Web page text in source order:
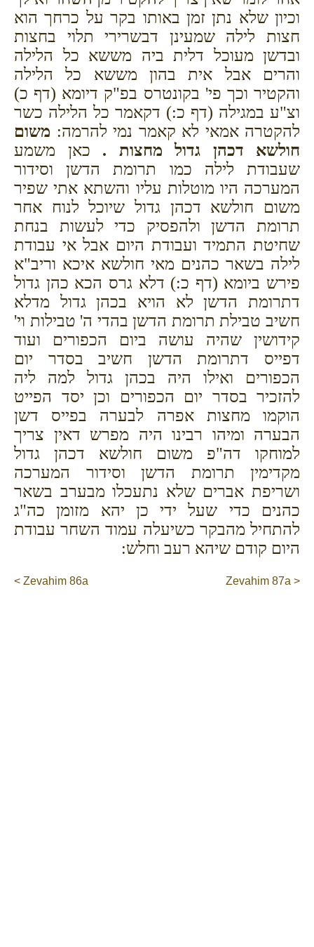
וכיון שלא נתן זמן באותו בקר על כרחך הוא
חצות לילה שמעינן דבשרירי תלוי בחצות
ובדשן מעוכל דלית ביה מששא כל הלילה
והרים אבל אית בהון מששא כל הלילה
והקטיר וכך פי' בקונטרס בפ"ק דיומא (דף כ)
וצ"ע במגילה (דף כ:) דקאמר כל הלילה כשר
להקטרה אמאי לא קאמר נמי להרמה: משום
חולשא דכהן גדול מחצות . כאן משמע
שעבודת לילה כמו תרומת הדשן וסידור
המערכה היו מוטלות עליו והשתא אתי שפיר
משום חולשא דכהן גדול שיוכל לנוח אחר
תרומת הדשן ולהפסיק כדי לעשות בנחת
שחיטת התמיד ועבודת היום אבל אי עבודת
לילה בשאר כהנים מאי חולשא איכא וריב"א
פירש ביומא (דף כ:) דלא גרס הכא כהן גדול
דתרומת הדשן לא הויא בכהן גדול מדלא
חשיב טבילת תרומת הדשן בהדי ה' טבילות וי'
קידושין שהיה עושה ביום הכפורים ועוד
דפייס דתרומת הדשן חשיב בסדר יום
הכפורים ואילו היה בכהן גדול למה ליה
להזכיר בסדר יום הכפורים וכן יסד הפייט
הוקמו מחצות אפרה לבערה בפייס דשן
הבערה ומיהו רבינו היה מפרש דאין צריך
למוחקו דה"פ משום חולשא דכהן גדול
מקדימין תרומת הדשן וסידור המערכה
ושריפת אברים שלא נתעכלו מבערב בשאר
כהנים כדי שעל ידי כן יהא מזומן כה"ג
להתחיל מהבקר כשיעלה עמוד השחר עבודת
היום קודם שיהא רעב וחלש:
< Zevahim 86a Zevahim 87a >